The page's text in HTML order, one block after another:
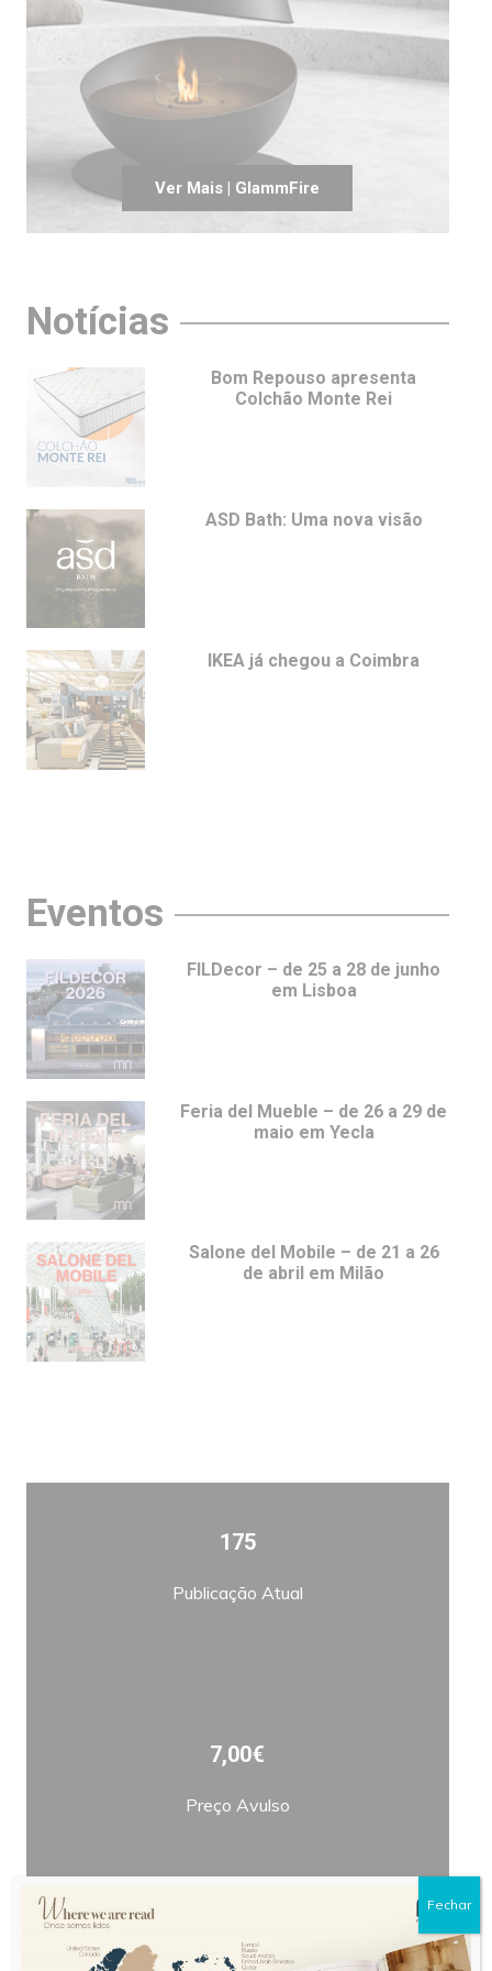
Ver Mais | GlammFire
Notícias
Bom Repouso apresenta
Colchão Monte Rei
ASD Bath: Uma nova visão
IKEA já chegou a Coimbra
Eventos
FILDecor – de 25 a 28 de junho
em Lisboa
Feria del Mueble – de 26 a 29 de
maio em Yecla
Salone del Mobile – de 21 a 26
de abril em Milão
175
Publicação Atual
7,00€
Preço Avulso
Fechar